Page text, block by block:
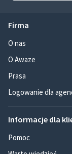
Firma
O nas
O Awaze
Prasa
Logowanie dla
Informacje dla
Pomoc